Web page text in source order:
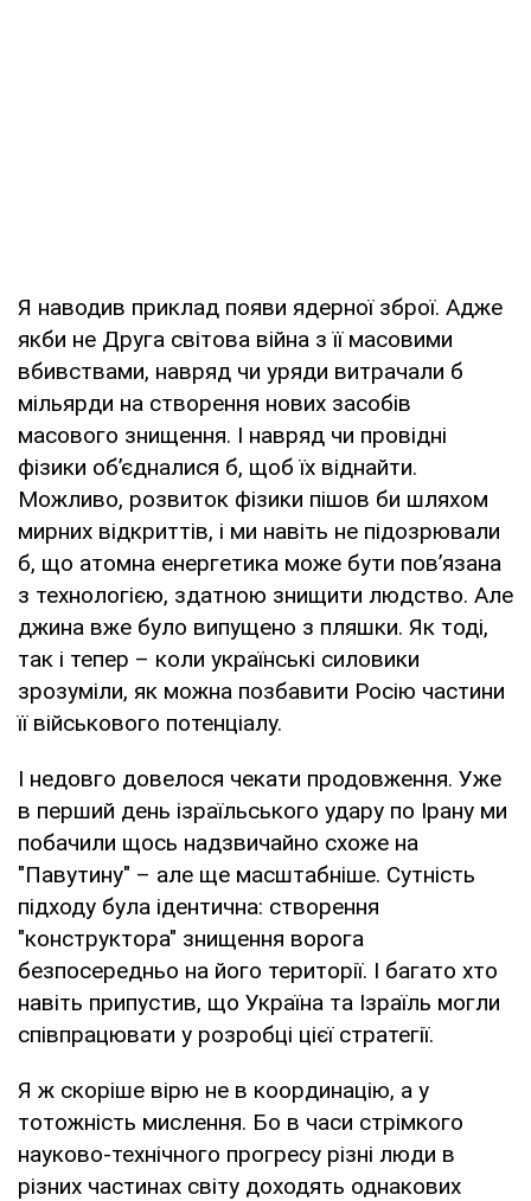
Я наводив приклад появи ядерної зброї. Адже
якби не Друга світова війна з її масовими
вбивствами, навряд чи уряди витрачали б
мільярди на створення нових засобів
масового знищення. І навряд чи провідні
фізики об’єдналися б, щоб їх віднайти.
Можливо, розвиток фізики пішов би шляхом
мирних відкриттів, і ми навіть не підозрювали
б, що атомна енергетика може бути пов’язана
з технологією, здатною знищити людство. Але
джина вже було випущено з пляшки. Як тоді,
так і тепер – коли українські силовики
зрозуміли, як можна позбавити Росію частини
її військового потенціалу.
І недовго довелося чекати продовження. Уже
в перший день ізраїльського удару по Ірану ми
побачили щось надзвичайно схоже на
"Павутину" – але ще масштабніше. Сутність
підходу була ідентична: створення
"конструктора" знищення ворога
безпосередньо на його території. І багато хто
навіть припустив, що Україна та Ізраїль могли
співпрацювати у розробці цієї стратегії.
Я ж скоріше вірю не в координацію, а у
тотожність мислення. Бо в часи стрімкого
науково-технічного прогресу різні люди в
різних частинах світу доходять однакових